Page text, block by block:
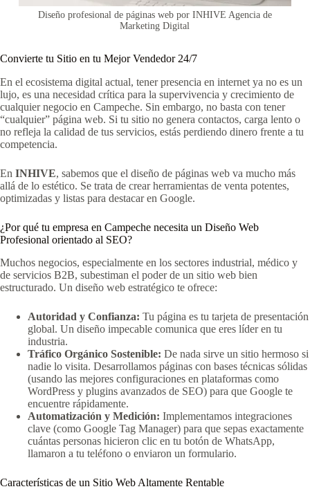
Diseño profesional de páginas web por INHIVE Agencia de
Marketing Digital
Convierte tu Sitio en tu Mejor Vendedor 24/7
En el ecosistema digital actual, tener presencia en internet ya no es un
lujo, es una necesidad crítica para la supervivencia y crecimiento de
cualquier negocio en Campeche. Sin embargo, no basta con tener
“cualquier” página web. Si tu sitio no genera contactos, carga lento o
no refleja la calidad de tus servicios, estás perdiendo dinero frente a tu
competencia.
En INHIVE, sabemos que el diseño de páginas web va mucho más
allá de lo estético. Se trata de crear herramientas de venta potentes,
optimizadas y listas para destacar en Google.
¿Por qué tu empresa en Campeche necesita un Diseño Web
Profesional orientado al SEO?
Muchos negocios, especialmente en los sectores industrial, médico y
de servicios B2B, subestiman el poder de un sitio web bien
estructurado. Un diseño web estratégico te ofrece:
Autoridad y Confianza: Tu página es tu tarjeta de presentación
global. Un diseño impecable comunica que eres líder en tu
industria.
Tráfico Orgánico Sostenible: De nada sirve un sitio hermoso si
nadie lo visita. Desarrollamos páginas con bases técnicas sólidas
(usando las mejores configuraciones en plataformas como
WordPress y plugins avanzados de SEO) para que Google te
encuentre rápidamente.
Automatización y Medición: Implementamos integraciones
clave (como Google Tag Manager) para que sepas exactamente
cuántas personas hicieron clic en tu botón de WhatsApp,
llamaron a tu teléfono o enviaron un formulario.
Características de un Sitio Web Altamente Rentable